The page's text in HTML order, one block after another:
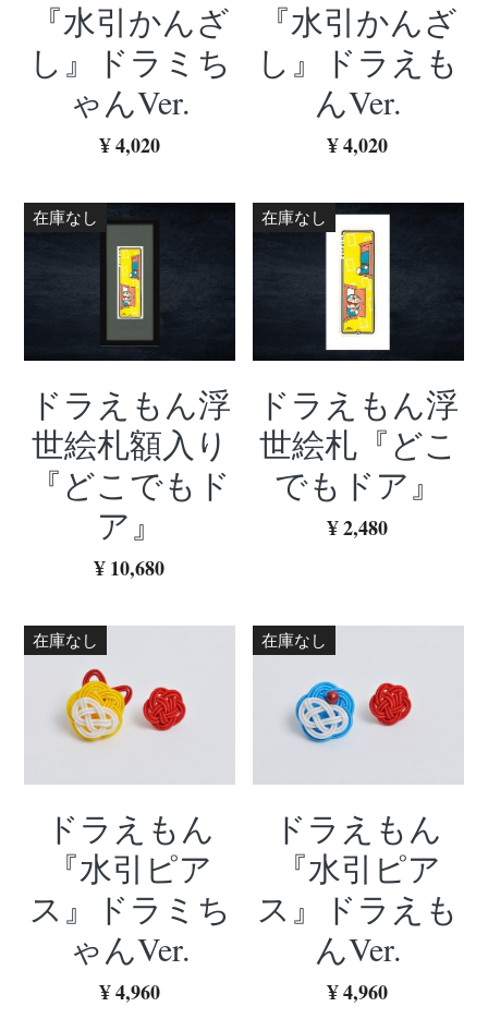
『水引かんざ
し』ドラミち
ゃんVer.
¥ 4,020
『水引かんざ
し』ドラえも
んVer.
¥ 4,020
在庫なし
ドラえもん浮
世絵札額入り
『どこでもド
ア』
¥ 10,680
在庫なし
ドラえもん浮
世絵札『どこ
でもドア』
¥ 2,480
在庫なし
ドラえもん
『水引ピア
ス』ドラミち
ゃんVer.
¥ 4,960
在庫なし
ドラえもん
『水引ピア
ス』ドラえも
んVer.
¥ 4,960